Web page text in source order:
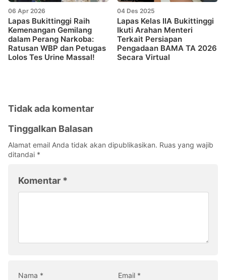
06 Apr 2026
Lapas Bukittinggi Raih
Kemenangan Gemilang
dalam Perang Narkoba:
Ratusan WBP dan Petugas
Lolos Tes Urine Massal!
04 Des 2025
Lapas Kelas IIA Bukittinggi
Ikuti Arahan Menteri
Terkait Persiapan
Pengadaan BAMA TA 2026
Secara Virtual
Tidak ada komentar
Tinggalkan Balasan
Alamat email Anda tidak akan dipublikasikan. Ruas yang wajib
ditandai *
Komentar *
Nama * Email *